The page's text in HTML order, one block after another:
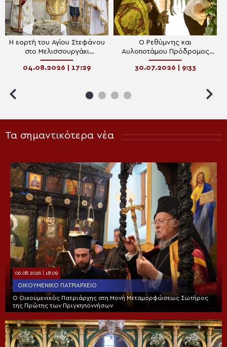
Η εορτή του Αγίου Στεφάνου
στο Μελισσουργάκι
Μυλοποτάμου
04.08.2026 | 17:29
O Ρεθύμνης και
Αυλοποτάμου Πρόδρομος
στην πανήγυρη της Μονής
της μετανοίας του
30.07.2026 | 9:33
Τα σημαντικότερα νέα
06.08.2026 | 18:09
ΟΙΚΟΥΜΕΝΙΚΌ ΠΑΤΡΙΑΡΧΕΊΟ
Ο Οικουμενικός Πατριάρχης στη Μονή Μεταμορφώσεως Σωτήρος
της Πρώτης των Πριγκηποννήσων